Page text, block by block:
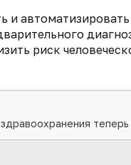
и
риск